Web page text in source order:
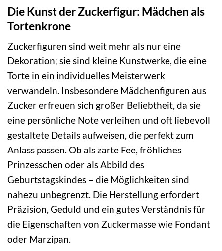
Die Kunst der Zuckerfigur: Mädchen als
Tortenkrone
Zuckerfiguren sind weit mehr als nur eine
Dekoration; sie sind kleine Kunstwerke, die eine
Torte in ein individuelles Meisterwerk
verwandeln. Insbesondere Mädchenfiguren aus
Zucker erfreuen sich großer Beliebtheit, da sie
eine persönliche Note verleihen und oft liebevoll
gestaltete Details aufweisen, die perfekt zum
Anlass passen. Ob als zarte Fee, fröhliches
Prinzesschen oder als Abbild des
Geburtstagskindes – die Möglichkeiten sind
nahezu unbegrenzt. Die Herstellung erfordert
Präzision, Geduld und ein gutes Verständnis für
die Eigenschaften von Zuckermasse wie Fondant
oder Marzipan.